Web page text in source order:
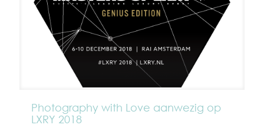
Photography with Love aanwezig op
LXRY 2018